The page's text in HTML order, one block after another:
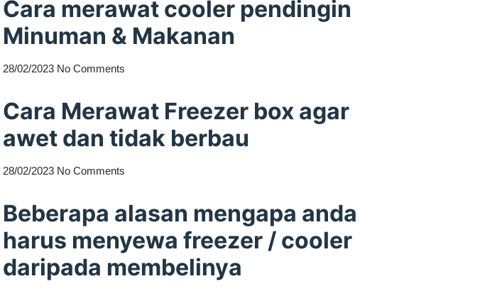
Cara merawat cooler pendingin
Minuman & Makanan
28/02/2023 No Comments
Cara Merawat Freezer box agar
awet dan tidak berbau
28/02/2023 No Comments
Beberapa alasan mengapa anda
harus menyewa freezer / cooler
daripada membelinya